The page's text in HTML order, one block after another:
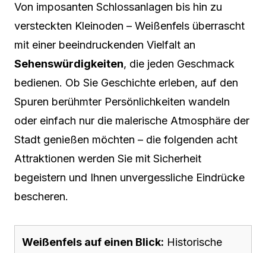
Von imposanten Schlossanlagen bis hin zu
versteckten Kleinoden – Weißenfels überrascht
mit einer beeindruckenden Vielfalt an
Sehenswürdigkeiten, die jeden Geschmack
bedienen. Ob Sie Geschichte erleben, auf den
Spuren berühmter Persönlichkeiten wandeln
oder einfach nur die malerische Atmosphäre der
Stadt genießen möchten – die folgenden acht
Attraktionen werden Sie mit Sicherheit
begeistern und Ihnen unvergessliche Eindrücke
bescheren.
Weißenfels auf einen Blick: Historische